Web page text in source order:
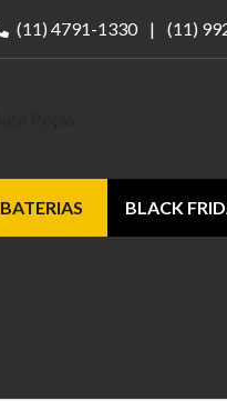
(11) 4791-1330 | (11)
BATERIAS BLACK